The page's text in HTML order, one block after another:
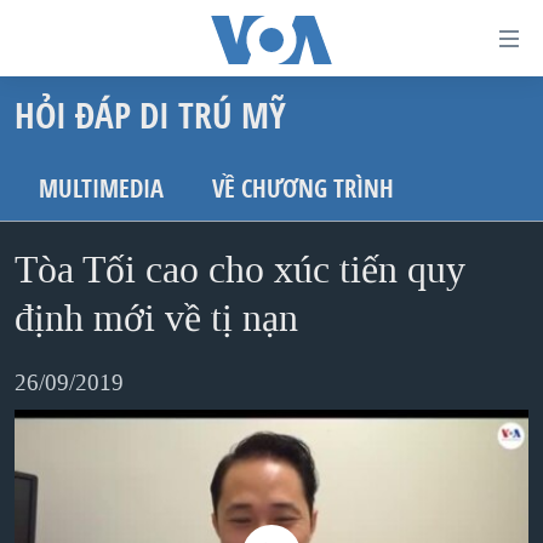
dẫn
truy
cập
dung
chính
điều
hướng
chính
TRANG CHỦ
VIỆT NAM
HOA KỲ
BIỂN ĐÔNG
THẾ GIỚI
DIỄN ĐÀN
VẠCH TRẦN TIN GIẢ
CHUYÊN ĐỀ
CHIẾN TRANH THƯƠNG MẠI CỦA MỸ: QUÁ KHỨ VÀ HIỆN
HỌC TIẾNG ANH
HỎI ĐÁP DI TRÚ MỸ
MULTIMEDIA VỀ CHƯƠNG TRÌNH
Tòa Tối cao cho xúc tiến quy
định mới về tị nạn
26/09/2019